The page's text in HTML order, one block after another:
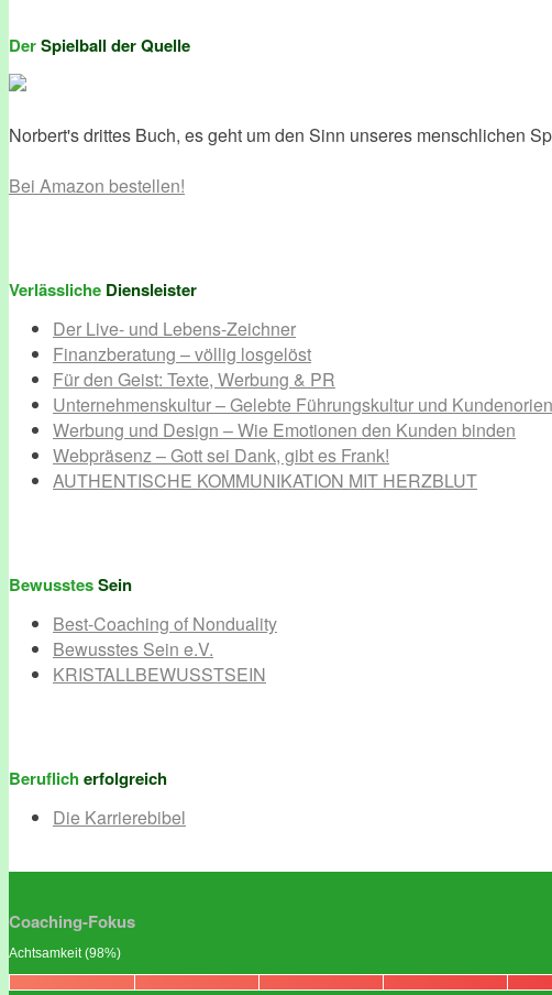
DerSpielball der Quelle
Norbert's drittes Buch, es geht um den Sinn unseres menschlichen
Bei Amazon bestellen!
Verlässliche Diensleister
Der Live- und Lebens-Zeichner
Finanzberatung – völlig losgelöst
Für den Geist: Texte, Werbung & PR
Unternehmenskultur – Gelebte Führungskultur und
Werbung und Design – Wie Emotionen den Kunden binden
Webpräsenz – Gott sei Dank, gibt es Frank!
AUTHENTISCHE KOMMUNIKATION MIT HERZBLUT
BewusstesSein
Best-Coaching of Nonduality
Bewusstes Sein e.V.
KRISTALLBEWUSSTSEIN
Beruflich erfolgreich
Die Karrierebibel
Coaching-Fokus
Achtsamkeit (98%)